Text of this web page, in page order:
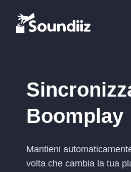
Boomplay
Mantieni
volta che cambia la tua